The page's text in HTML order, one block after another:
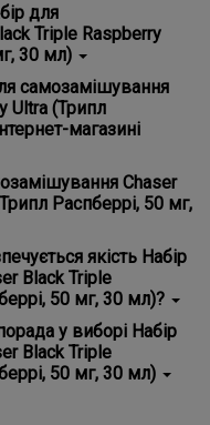
для
Triple Raspberry
30 мл)
Chaser
Распберрі, 50 мг, 30
використання.
самозамішування
Ultra (Трипл
магазині
вибір кальянної
Набір для
Raspberry Ultra
насолоджуйтесь
💵 Ціна всього - 300
Chaser
Распберрі, 50 мг,
Chaser
Распберрі, 50 мг, 30
оформіть замовлення.
по всій Україні, і ви
у зручному для вас
якість Набір
Black Triple
50 мг, 30 мл)?
та продукти,
якості. Усі товари
міжнародним нормам.
продукти! ✅
у виборі Набір
Black Triple
50 мг, 30 мл)